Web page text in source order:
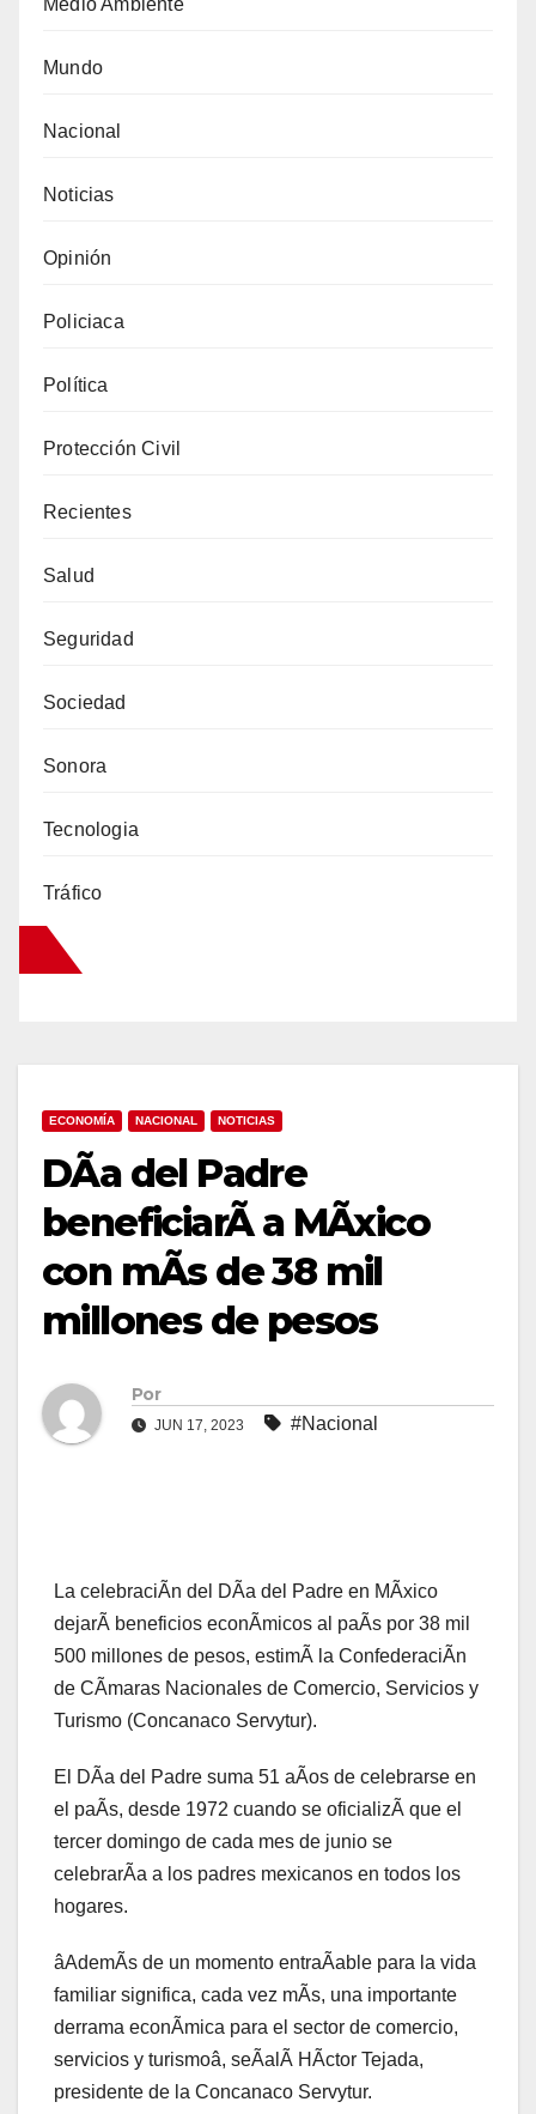
Mundo
Nacional
Noticias
Opinión
Policiaca
Política
Protección Civil
Recientes
Salud
Seguridad
Sociedad
Sonora
Tecnologia
Tráfico
ECONOMÍA NACIONAL NOTICIAS
DÃa del Padre
beneficiarÃ a MÃxico
con mÃs de 38 mil
millones de pesos
Por
JUN 17, 2023 #Nacional
La celebraciÃn del DÃa del Padre en MÃxico
dejarÃ beneficios econÃmicos al paÃs por 38 mil
500 millones de pesos, estimÃ la ConfederaciÃn
de CÃmaras Nacionales de Comercio, Servicios y
Turismo (Concanaco Servytur).
El DÃa del Padre suma 51 aÃos de celebrarse en
el paÃs, desde 1972 cuando se oficializÃ que el
tercer domingo de cada mes de junio se
celebrarÃa a los padres mexicanos en todos los
hogares.
âAdemÃs de un momento entraÃable para la vida
familiar significa, cada vez mÃs, una importante
derrama econÃmica para el sector de comercio,
servicios y turismoâ, seÃalÃ HÃctor Tejada,
presidente de la Concanaco Servytur.